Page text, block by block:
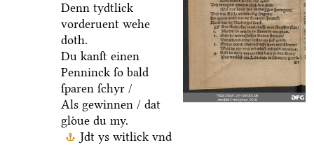
Denn tydtlick
vorderuent wehe
doth.
Du kanſt einen
Penninck ſo bald
ſparen ſchyr /
Als gewinnen / dat
gloͤue du my.
Jdt ys witlick vnd